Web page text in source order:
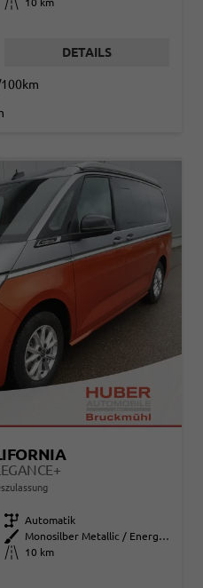
Kilometerstand
10 km
DETAILS
Getriebe Automatik
Außenfarbe
Monosilber Metallic / Energeticorange Metallic
Kilometerstand
10 km